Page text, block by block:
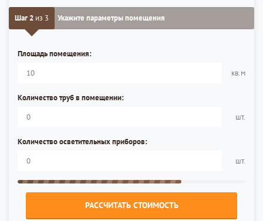
Шаг 2 из 3 Укажите параметры помещения
Площадь помещения:
кв.м
Количество труб в помещении:
шт.
Количество осветительных приборов:
шт.
РАССЧИТАТЬ СТОИМОСТЬ